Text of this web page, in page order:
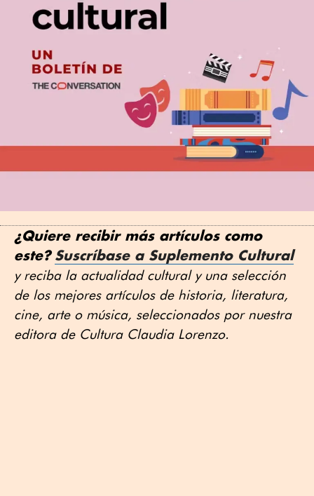
¿Quiere recibir más artículos como
este? Suscríbase a Suplemento Cultural
y reciba la actualidad cultural y una selección
de los mejores artículos de historia, literatura,
cine, arte o música, seleccionados por nuestra
editora de Cultura Claudia Lorenzo.